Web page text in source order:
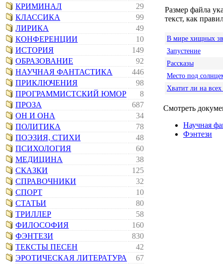
КРИМИНАЛ
29
КЛАССИКА
99
ЛИРИКА
49
КОНФЕРЕНЦИИ
10
ИСТОРИЯ
149
ОБРАЗОВАНИЕ
92
НАУЧНАЯ ФАНТАСТИКА
446
ПРИКЛЮЧЕНИЯ
98
ПРОГРАММИСТСКИЙ ЮМОР
8
ПРОЗА
687
ОН И ОНА
34
ПОЛИТИКА
78
ПОЭЗИЯ, СТИХИ
48
ПСИХОЛОГИЯ
60
МЕДИЦИНА
38
СКАЗКИ
125
СПРАВОЧНИКИ
32
СПОРТ
10
СТАТЬИ
80
ТРИЛЛЕР
58
ФИЛОСОФИЯ
160
ФЭНТЕЗИ
830
ТЕКСТЫ ПЕСЕН
42
ЭРОТИЧЕСКАЯ ЛИТЕРАТУРА
67
Размер файла
текст, как
В мире хищных
Запустение
Рассказы
Место под
Хватит ли на
Смотреть
Научная
Фэнтези